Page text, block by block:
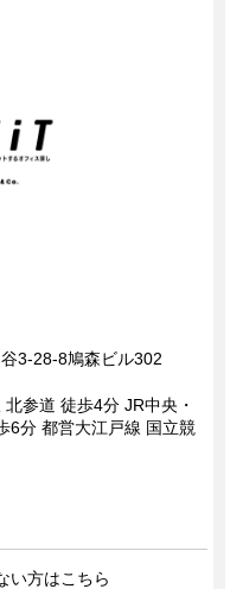
3-28-8鳩森ビル302
参道 徒歩4分 JR中央・
6分 都営大江戸線 国立競
い方はこちら